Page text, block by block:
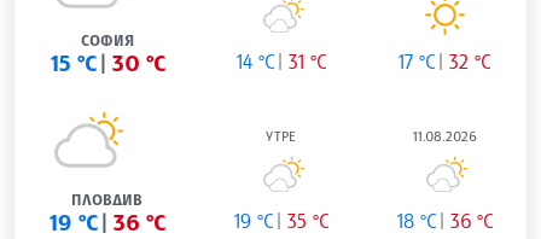
СОФИЯ
15 °C 30 °C 14 °C 31 °C 17 °C 32 °C
ПЛОВДИВ
19 °C 36 °C
УТРЕ
19 °C 35 °C
11.08.2026
18 °C 36 °C